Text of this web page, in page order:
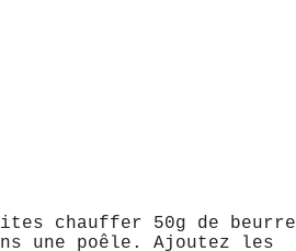
chauffer 50g de beurre
une poêle. Ajoutez les